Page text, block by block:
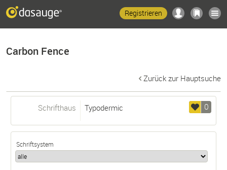
Registrieren
Carbon Fence
Zurück zur Hauptsuche
0
Schrifthaus Typodermic
Schriftsystem